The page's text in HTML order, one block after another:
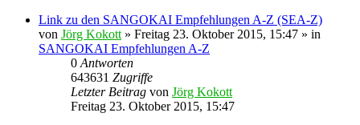
Link zu den SANGOKAI Empfehlungen A-Z (SEA-Z)
von Jörg Kokott » Freitag 23. Oktober 2015, 15:47 » in
SANGOKAI Empfehlungen A-Z
0 Antworten
643631 Zugriffe
Letzter Beitrag von Jörg Kokott
Freitag 23. Oktober 2015, 15:47